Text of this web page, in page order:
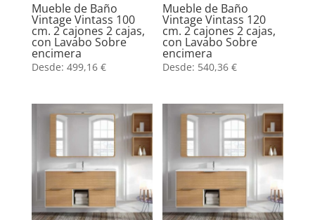
Mueble de Baño
Vintage Vintass 100
cm. 2 cajones 2 cajas,
con Lavabo Sobre
encimera
Desde: 499,16 €
Mueble de Baño
Vintage Vintass 120
cm. 2 cajones 2 cajas,
con Lavabo Sobre
encimera
Desde: 540,36€